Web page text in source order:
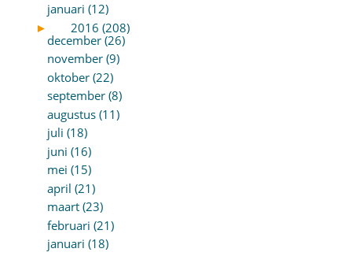
januari (12)
►
2016 (208)
december (26)
november (9)
oktober (22)
september (8)
augustus (11)
juli (18)
juni (16)
mei (15)
april (21)
maart (23)
februari (21)
januari (18)